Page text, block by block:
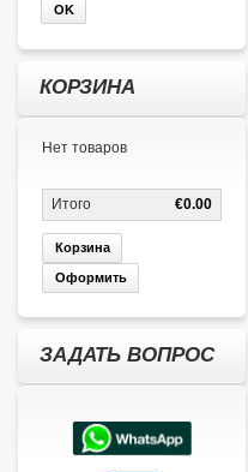
КОРЗИНА
Нет товаров
€0.00
Итого
Корзина
Оформить
ЗАДАТЬ ВОПРОС